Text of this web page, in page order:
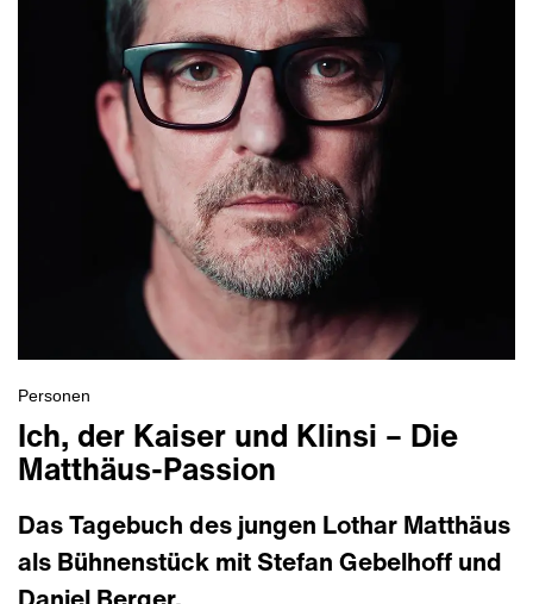
Personen
Ich, der Kaiser und Klinsi – Die
Matthäus-Passion
Das Tagebuch des jungen Lothar Matthäus
als Bühnenstück mit Stefan Gebelhoff und